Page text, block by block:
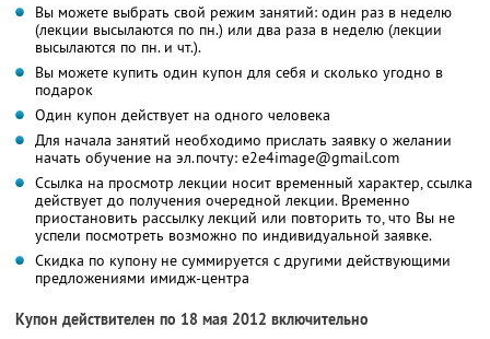
Вы можете выбрать свой режим занятий: один раз в неделю
(лекции высылаются по пн.) или два раза в неделю (лекции
высылаются по пн. и чт.).
Вы можете купить один купон для себя и сколько угодно в
подарок
Один купон действует на одного человека
Для начала занятий необходимо прислать заявку о желании
начать обучение на эл.почту: е2е4image@gmail.com
Ссылка на просмотр лекции носит временный характер, ссылка
действует до получения очередной лекции. Временно
приостановить рассылку лекций или повторить то, что Вы не
успели посмотреть возможно по индивидуальной заявке.
Скидка по купону не суммируется с другими действующими
предложениями имидж-центра
Купон действителен по 18 мая 2012 включительно